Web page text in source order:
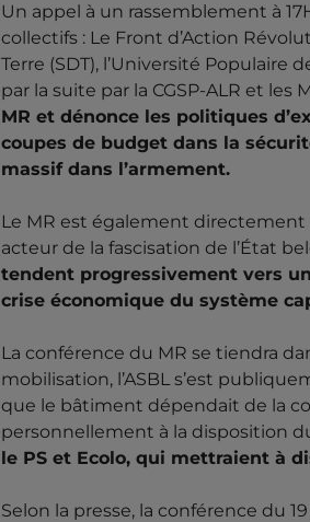
Un appel à un rassemblement à
collectifs : Le Front d’Action
Terre (SDT), l’Université Populaire
par la suite par la CGSP-ALR et les
MR et dénonce les politiques
coupes de budget dans la
massif dans l’armement.
Le MR est également
acteur de la fascisation de l’État
tendent progressivement vers
crise économique du système
La conférence du MR se tiendra
mobilisation, l’ASBL s’est
que le bâtiment dépendait de la
personnellement à la disposition
le PS et Ecolo, qui mettraient à
Selon la presse, la conférence du